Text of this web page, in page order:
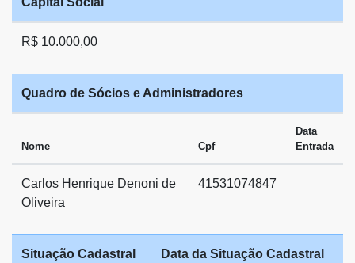
R$ 10.000,00
Quadro de Sócios e Administradores
Nome Cpf
Data
Entrada
Carlos Henrique Denoni de
Oliveira
41531074847
Situação Cadastral Data da Situação Cadastral